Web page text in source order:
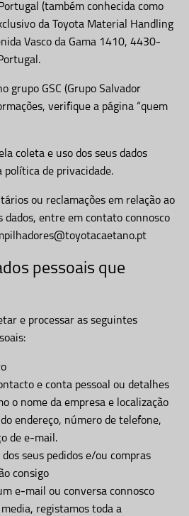
(também conhecida como
da Toyota Material Handling
Vasco da Gama 1410, 4430-
grupo GSC (Grupo Salvador
verifique a página “quem
coleta e uso dos seus dados
política de privacidade.
ou reclamações em relação ao
dados, entre em contato connosco
pessoais que
e processar as seguintes
e conta pessoal ou detalhes
o nome da empresa e localização
endereço, número de telefone,
de e-mail.
dos seus pedidos e/ou compras
consigo
e-mail ou conversa connosco
registamos toda a